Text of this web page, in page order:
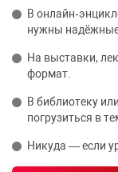
В
нужны
На выставки,
формат.
В библиотеку
погрузиться в
Никуда — если